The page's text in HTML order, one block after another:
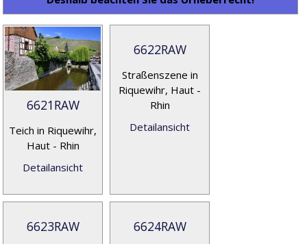
6621RAW
Teich in Riquewihr,
Haut - Rhin
Detailansicht
6622RAW
Straßenszene in
Riquewihr, Haut -
Rhin
Detailansicht
6623RAW 6624RAW